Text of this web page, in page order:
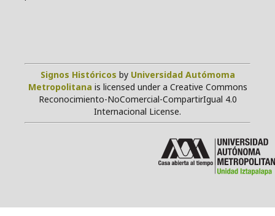
Signos Históricos by Universidad Autómoma
Metropolitana is licensed under a Creative Commons
Reconocimiento-NoComercial-CompartirIgual 4.0
Internacional License.